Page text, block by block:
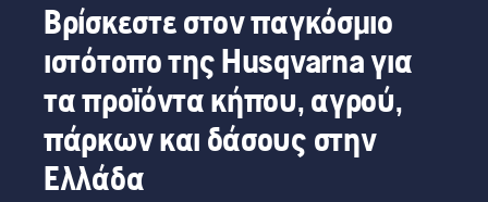
Βρίσκεστε στον παγκόσμιο
ιστότοπο της Husqvarna για
τα προϊόντα κήπου, αγρού,
πάρκων και δάσους στην
Ελλάδα